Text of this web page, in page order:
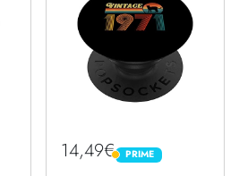
14,49€ PRIME
PRIME